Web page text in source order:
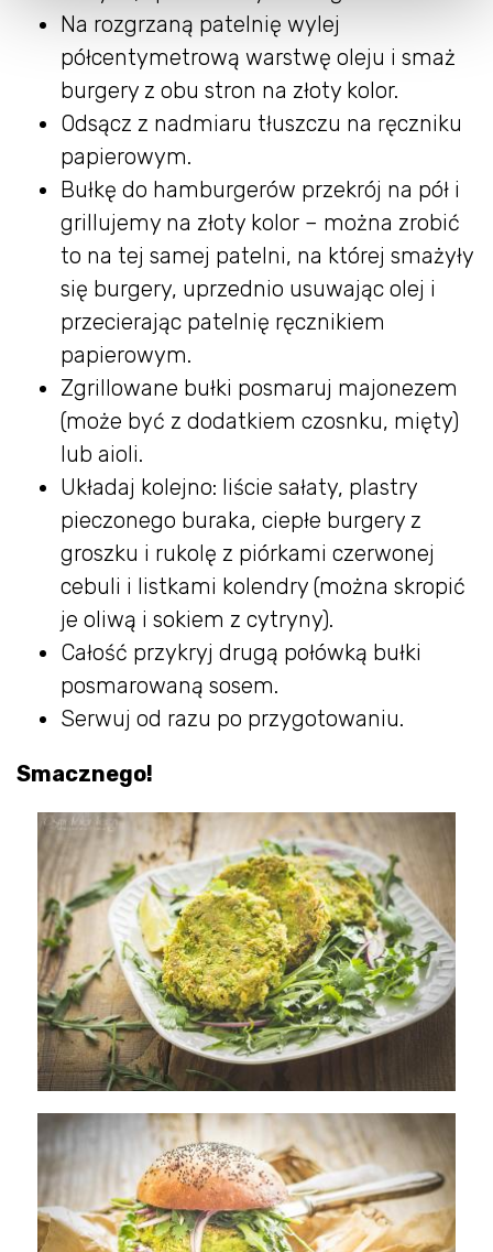
Na rozgrzaną patelnię wylej
półcentymetrową warstwę oleju i smaż
burgery z obu stron na złoty kolor.
Odsącz z nadmiaru tłuszczu na ręczniku
papierowym.
Bułkę do hamburgerów przekrój na pół i
grillujemy na złoty kolor – można zrobić
to na tej samej patelni, na której smażyły
się burgery, uprzednio usuwając olej i
przecierając patelnię ręcznikiem
papierowym.
Zgrillowane bułki posmaruj majonezem
(może być z dodatkiem czosnku, mięty)
lub aioli.
Układaj kolejno: liście sałaty, plastry
pieczonego buraka, ciepłe burgery z
groszku i rukolę z piórkami czerwonej
cebuli i listkami kolendry (można skropić
je oliwą i sokiem z cytryny).
Całość przykryj drugą połówką bułki
posmarowaną sosem.
Serwuj od razu po przygotowaniu.
Smacznego!